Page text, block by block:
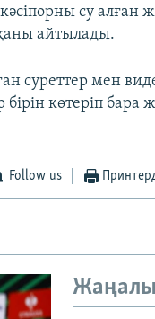
су алған
айтылады.
суреттер мен
бірін көтеріп бара
Follow us